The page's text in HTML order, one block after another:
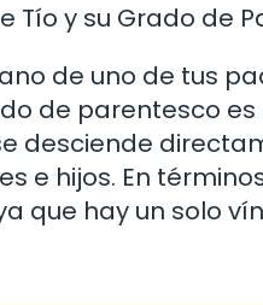
Tío y su Grado de
de uno de tus
de parentesco
desciende
e hijos. En
que hay un solo